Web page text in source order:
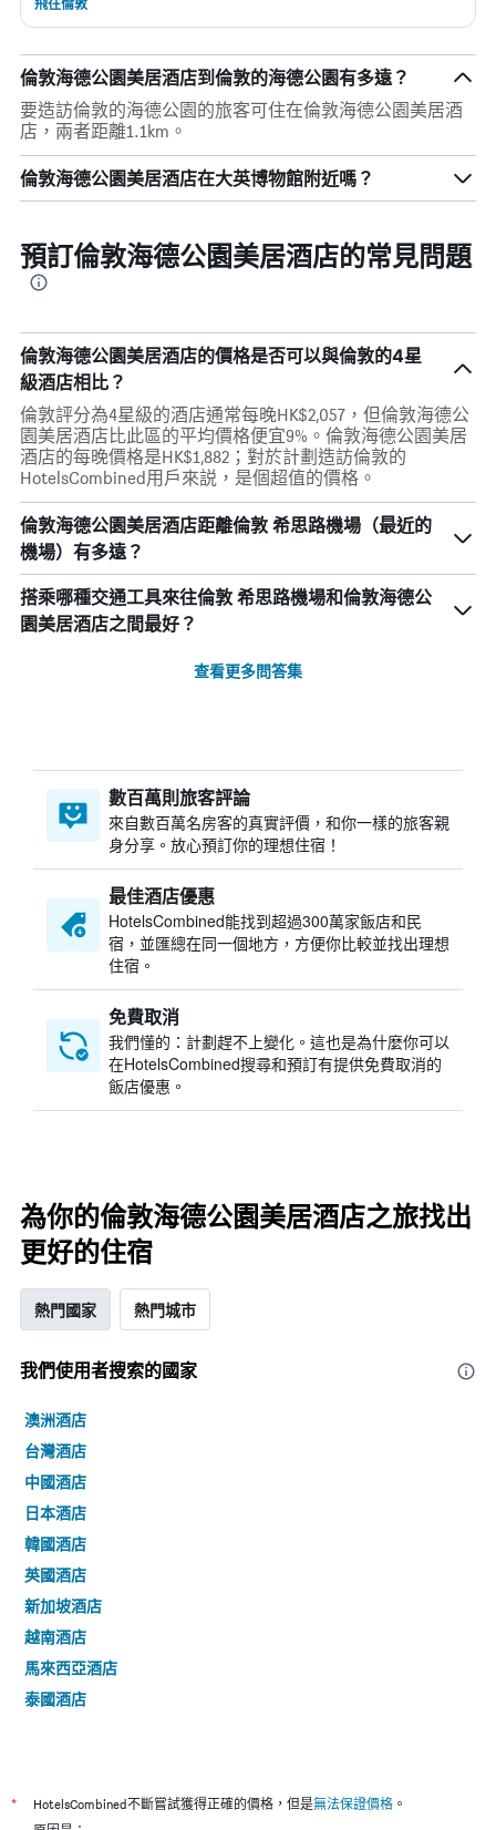
飛往倫敦
倫敦海德公園美居酒店到倫敦的海德公園有多遠？
要造訪倫敦的海德公園的旅客可住在倫敦海德公園美居酒
店，兩者距離1.1km。
倫敦海德公園美居酒店在大英博物館附近嗎？
預訂倫敦海德公園美居酒店的常見問題
倫敦海德公園美居酒店的價格是否可以與倫敦的4星
級酒店相比？
倫敦評分為4星級的酒店通常每晚HK$2,057，但倫敦海德公
園美居酒店比此區的平均價格便宜9%。倫敦海德公園美居
酒店的每晚價格是HK$1,882；對於計劃造訪倫敦的
HotelsCombined用戶來説，是個超值的價格。
倫敦海德公園美居酒店距離倫敦 希思路機場（最近的
機場）有多遠？
搭乘哪種交通工具來往倫敦 希思路機場和倫敦海德公
園美居酒店之間最好？
查看更多問答集
數百萬則旅客評論
來自數百萬名房客的真實評價，和你一樣的旅客親
身分享。放心預訂你的理想住宿！
最佳酒店優惠
HotelsCombined​能找到超過300萬家飯店和民
宿，並匯總在同一個地方，方便你比較並找出理想
住宿。
免費取消
我們懂的：計劃趕不上變化。這也是為什麼你可以
在HotelsCombined搜尋和預訂有提供免費取消的
飯店優惠。
為你的倫敦海德公園美居酒店之旅找出
更好的住宿
熱門國家 熱門城市
我們使用者搜索的國家
澳洲酒店
台灣酒店
中國酒店
日本酒店
韓國酒店
英國酒店
新加坡酒店
越南酒店
馬來西亞酒店
泰國酒店
* HotelsCombined不斷嘗試獲得正確的價格，但是無法保證價格 。